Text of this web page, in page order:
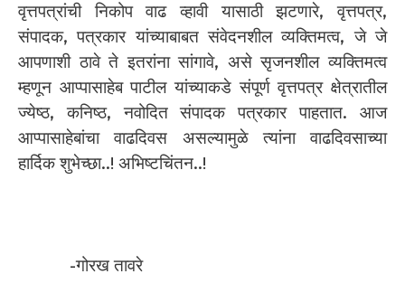
वृत्तपत्रांची निकोप वाढ व्हावी यासाठी झटणारे, वृत्तपत्र,
संपादक, पत्रकार यांच्याबाबत संवेदनशील व्यक्तिमत्व, जे जे
आपणाशी ठावे ते इतरांना सांगावे, असे सृजनशील व्यक्तिमत्व
म्हणून आप्पासाहेब पाटील यांच्याकडे संपूर्ण वृत्तपत्र क्षेत्रातील
ज्येष्ठ, कनिष्ठ, नवोदित संपादक पत्रकार पाहतात. आज
आप्पासाहेबांचा वाढदिवस असल्यामुळे त्यांना वाढदिवसाच्या
हार्दिक शुभेच्छा..! अभिष्टचिंतन..!
-गोरख तावरे